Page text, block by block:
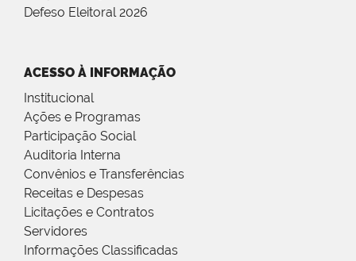
Defeso Eleitoral 2026
ACESSO À INFORMAÇÃO
Institucional
Ações e Programas
Participação Social
Auditoria Interna
Convênios e Transferências
Receitas e Despesas
Licitações e Contratos
Servidores
Informações Classificadas